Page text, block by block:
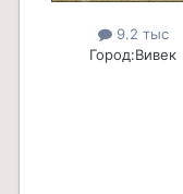
9.2 тыс
Город:Вивек